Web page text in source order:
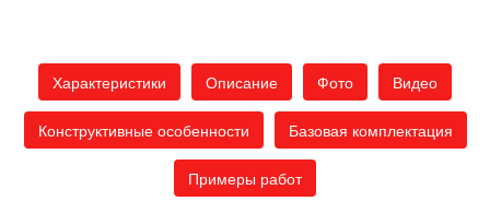
Характеристики Описание Фото Видео
Конструктивные особенности Базовая комплектация
Примеры работ